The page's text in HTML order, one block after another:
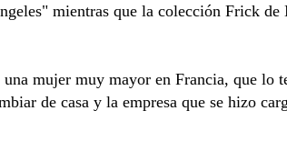
mientras que la colección Frick
mujer muy mayor en Francia, que lo
de casa y la empresa que se hizo